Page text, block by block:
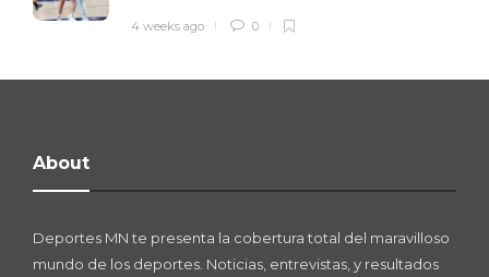
4 weeks ago 0
About
Deportes MN te presenta la cobertura total del maravilloso
mundo de los deportes. Noticias, entrevistas, y resultados